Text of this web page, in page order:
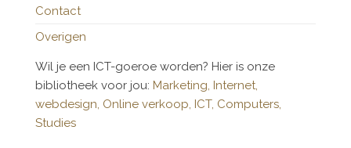
Contact
Overigen
Wil je een ICT-goeroe worden? Hier is onze
bibliotheek voor jou: Marketing, Internet,
webdesign, Online verkoop, ICT, Computers,
Studies